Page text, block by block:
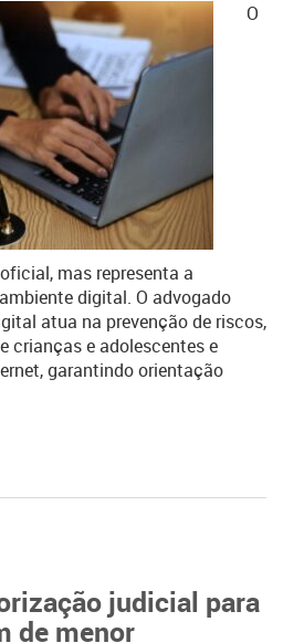
O
mas representa a
digital. O advogado
atua na prevenção de riscos,
crianças e adolescentes e
garantindo orientação
judicial para
de menor